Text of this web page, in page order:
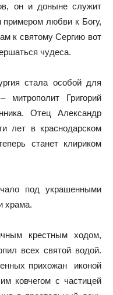
он и доныне служит
примером любви к Богу,
к святому Сергию вот
чудеса.
стала особой для
митрополит Григорий
Отец Александр
лет в краснодарском
станет клириком
под украшенными
храма.
крестным ходом,
всех святой водой.
прихожан иконой
ковчегом с частицей